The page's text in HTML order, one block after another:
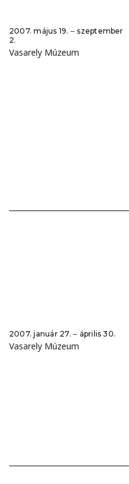
2007. május 19. ‒ szeptember
2.
Vasarely Múzeum
2007. január 27. ‒ április 30.
Vasarely Múzeum